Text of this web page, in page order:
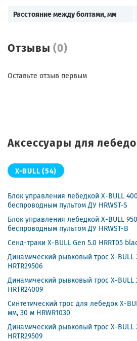
Отзывы(0)
Оставьте отзыв первым
Расстояние между болтами, мм
Аксессуары для
X-BULL(54)
Блок управления лебедкой X-BULL
беспроводным пультом ДУ HRWST-S
Блок управления лебедкой X-BULL
беспроводным пультом ДУ HRWST-B
Сенд-траки X-BULL Gen 5.0 HRRT05
Динамический рывковый трос X-BULL
HRTR29506
Динамический рывковый трос X-BULL
HRTR24009
Синтетический трос для лебедок X-
мм, 30 м HRWR1030
Динамический рывковый трос X-BULL
HRTR29509